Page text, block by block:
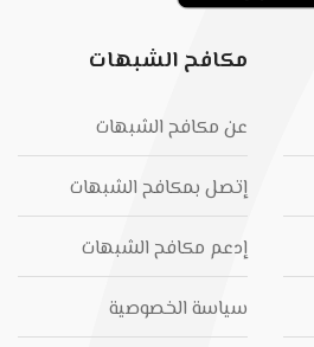
مكافح الشبهات
عن مكافح الشبهات
إتصل بمكافح الشبهات
إدعم مكافح الشبهات
سياسة الخصوصية